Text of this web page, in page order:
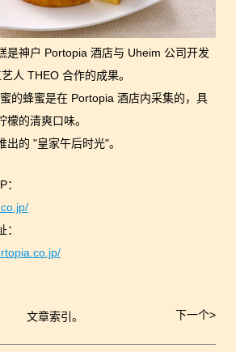
是神户 Portopia 酒店与 Uheim 公司开发
人 THEO 合作的成果。
的蜂蜜是在 Portopia 酒店内采集的，具
的清爽口味。
的 "皇家午后时光"。
文章索引。 下一个>